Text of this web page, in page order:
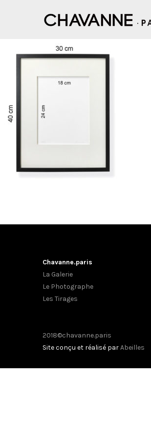
Chavanne.paris
La Galerie
Le Photographe
Les Tirages
2018©chavanne.paris
Site conçu et réalisé parAbeilles